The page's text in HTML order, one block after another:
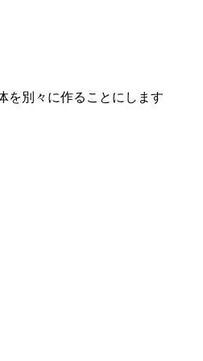
を別々に作ることにします